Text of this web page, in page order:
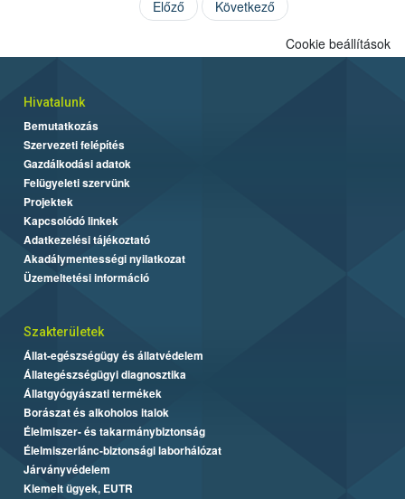
Előző Következő
Cookie beállítások
Hivatalunk
Bemutatkozás
Szervezeti felépítés
Gazdálkodási adatok
Felügyeleti szervünk
Projektek
Kapcsolódó linkek
Adatkezelési tájékoztató
Akadálymentességi nyilatkozat
Üzemeltetési információ
Szakterületek
Állat-egészségügy és állatvédelem
Állategészségügyi diagnosztika
Állatgyógyászati termékek
Borászat és alkoholos italok
Élelmiszer- és takarmánybiztonság
Élelmiszerlánc-biztonsági laborhálózat
Járványvédelem
Kiemelt ügyek, EUTR